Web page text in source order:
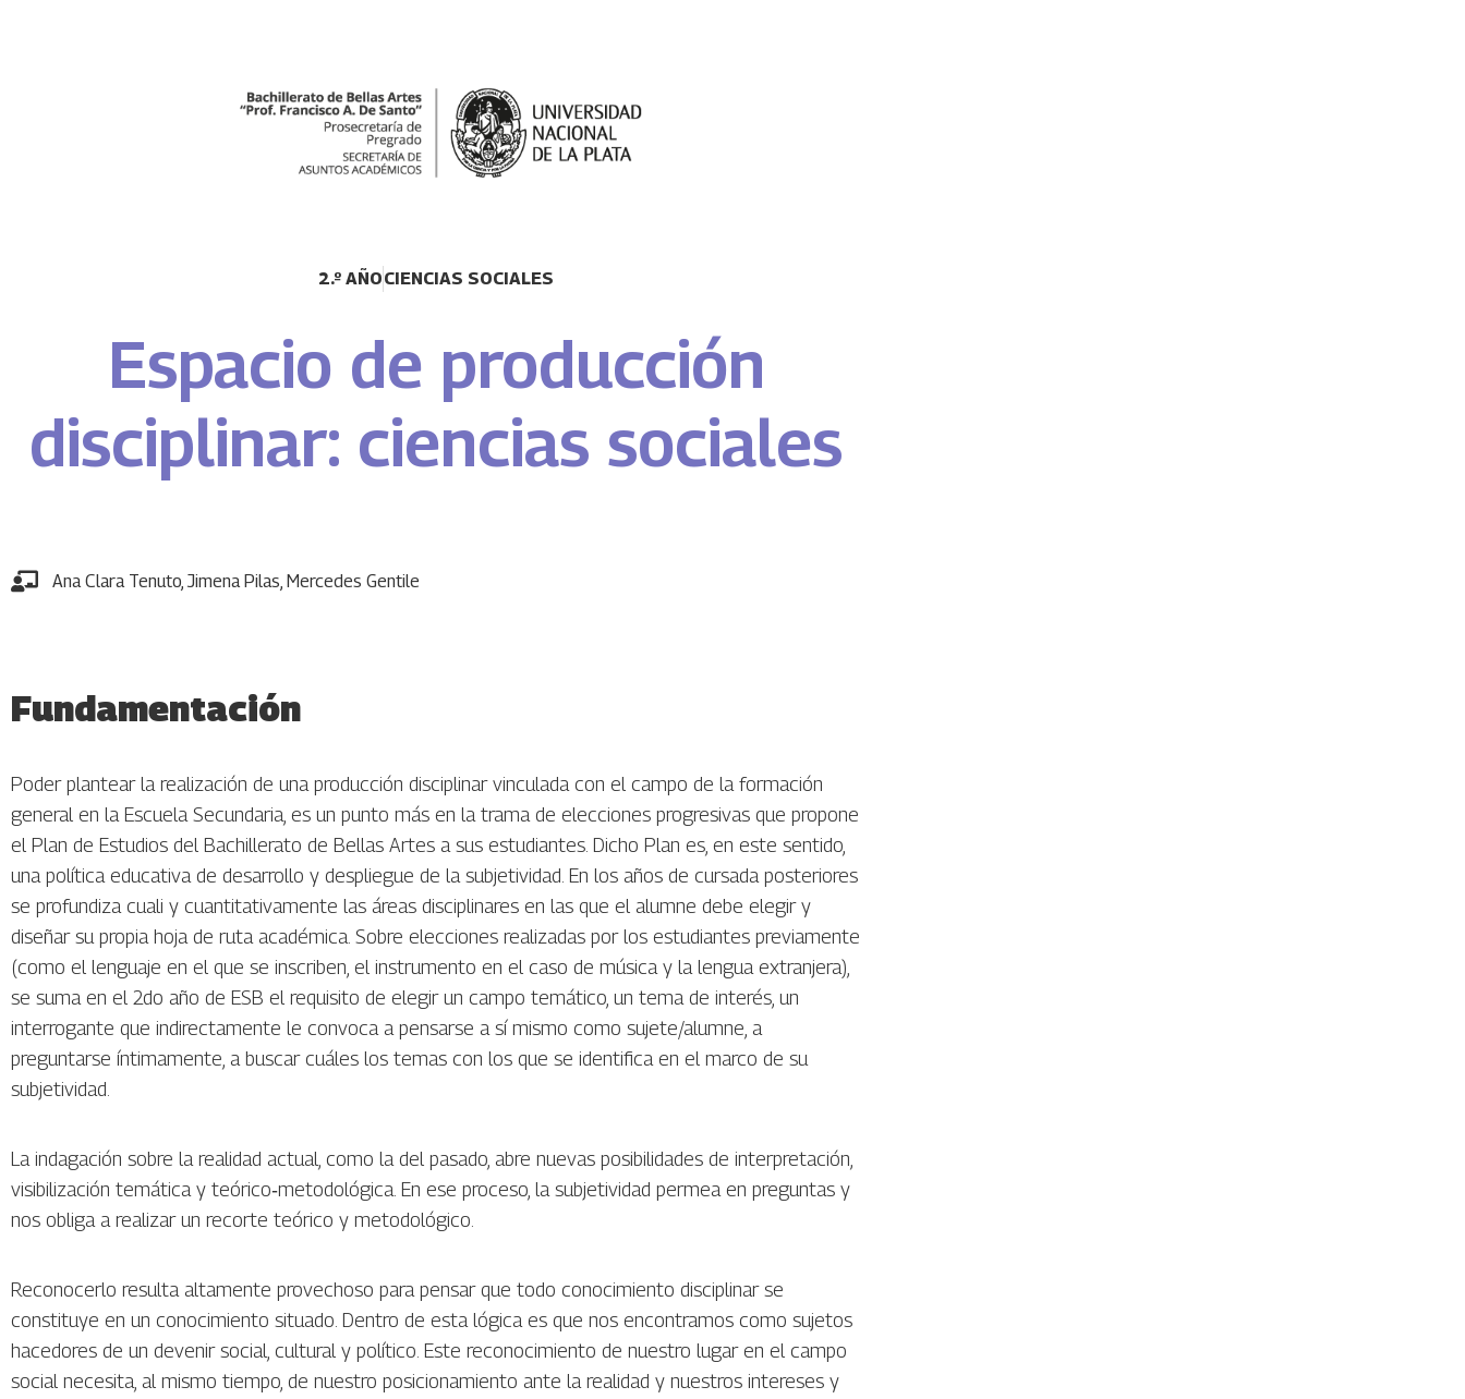
2.º AÑOCIENCIAS SOCIALES
Espacio de producción
disciplinar: ciencias sociales
Ana Clara Tenuto, Jimena Pilas, Mercedes Gentile
Fundamentación
Poder plantear la realización de una producción disciplinar vinculada con el campo de la formación
general en la Escuela Secundaria, es un punto más en la trama de elecciones progresivas que propone
el Plan de Estudios del Bachillerato de Bellas Artes a sus estudiantes. Dicho Plan es, en este sentido,
una política educativa de desarrollo y despliegue de la subjetividad. En los años de cursada posteriores
se profundiza cuali y cuantitativamente las áreas disciplinares en las que el alumne debe elegir y
diseñar su propia hoja de ruta académica. Sobre elecciones realizadas por los estudiantes previamente
(como el lenguaje en el que se inscriben, el instrumento en el caso de música y la lengua extranjera),
se suma en el 2do año de ESB el requisito de elegir un campo temático, un tema de interés, un
interrogante que indirectamente le convoca a pensarse a sí mismo como sujete/alumne, a
preguntarse íntimamente, a buscar cuáles los temas con los que se identifica en el marco de su
subjetividad.
La indagación sobre la realidad actual, como la del pasado, abre nuevas posibilidades de interpretación,
visibilización temática y teórico‐metodológica. En ese proceso, la subjetividad permea en preguntas y
nos obliga a realizar un recorte teórico y metodológico.
Reconocerlo resulta altamente provechoso para pensar que todo conocimiento disciplinar se
constituye en un conocimiento situado. Dentro de esta lógica es que nos encontramos como sujetos
hacedores de un devenir social, cultural y político. Este reconocimiento de nuestro lugar en el campo
social necesita, al mismo tiempo, de nuestro posicionamiento ante la realidad y nuestros intereses y